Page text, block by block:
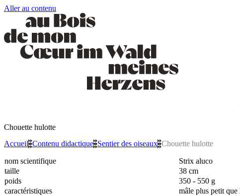
Aller au contenu
Chouette hulotte
Accueil»Contenu didactique»Sentier des oiseaux»Chouette hulotte
nom scientifique
Strix aluco
taille
38 cm
poids
350 - 550 g
caractéristiques
mâle plus petit que